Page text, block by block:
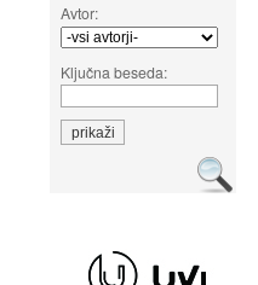
Avtor:
Ključna beseda: